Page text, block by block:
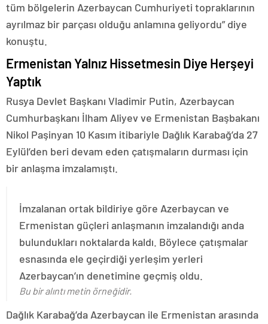
tüm bölgelerin Azerbaycan Cumhuriyeti topraklarının
ayrılmaz bir parçası olduğu anlamına geliyordu” diye
konuştu.
Ermenistan Yalnız Hissetmesin Diye Herşeyi
Yaptık
Rusya Devlet Başkanı Vladimir Putin, Azerbaycan
Cumhurbaşkanı İlham Aliyev ve Ermenistan Başbakanı
Nikol Paşinyan 10 Kasım itibariyle Dağlık Karabağ’da 27
Eylül’den beri devam eden çatışmaların durması için
bir anlaşma imzalamıştı.
İmzalanan ortak bildiriye göre Azerbaycan ve
Ermenistan güçleri anlaşmanın imzalandığı anda
bulundukları noktalarda kaldı. Böylece çatışmalar
esnasında ele geçirdiği yerleşim yerleri
Azerbaycan’ın denetimine geçmiş oldu.
Bu bir alıntı metin örneğidir.
Dağlık Karabağ’da Azerbaycan ile Ermenistan arasında